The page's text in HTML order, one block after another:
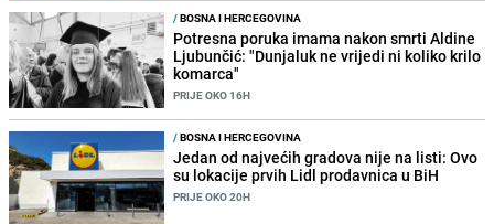
/BOSNA I HERCEGOVINA
Potresna poruka imama nakon smrti Aldine
Ljubunčić: "Dunjaluk ne vrijedi ni koliko krilo
komarca"
PRIJE OKO 16H
/BOSNA I HERCEGOVINA
Jedan od najvećih gradova nije na listi: Ovo
su lokacije prvih Lidl prodavnica u BiH
PRIJE OKO 20H